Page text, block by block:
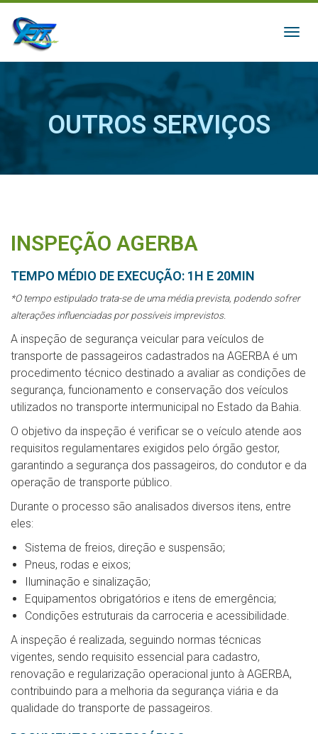
Menu
OUTROS SERVIÇOS
INSPEÇÃO AGERBA
TEMPO MÉDIO DE EXECUÇÃO: 1H E 20MIN
*O tempo estipulado trata-se de uma média prevista, podendo sofrer
alterações influenciadas por possíveis imprevistos.
A inspeção de segurança veicular para veículos de
transporte de passageiros cadastrados na AGERBA é um
procedimento técnico destinado a avaliar as condições de
segurança, funcionamento e conservação dos veículos
utilizados no transporte intermunicipal no Estado da Bahia.
O objetivo da inspeção é verificar se o veículo atende aos
requisitos regulamentares exigidos pelo órgão gestor,
garantindo a segurança dos passageiros, do condutor e da
operação de transporte público.
Durante o processo são analisados diversos itens, entre
eles:
Sistema de freios, direção e suspensão;
Pneus, rodas e eixos;
Iluminação e sinalização;
Equipamentos obrigatórios e itens de emergência;
Condições estruturais da carroceria e acessibilidade.
A inspeção é realizada, seguindo normas técnicas
vigentes, sendo requisito essencial para cadastro,
renovação e regularização operacional junto à AGERBA,
contribuindo para a melhoria da segurança viária e da
qualidade do transporte de passageiros.